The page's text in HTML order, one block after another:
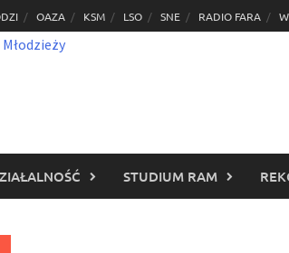
OAZA KSM LSO SNE RADIO FARA
STUDIUM RAM